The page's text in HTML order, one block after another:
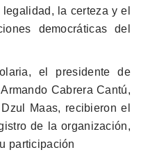
la certeza y el
democráticas del
el presidente de
Cabrera Cantú,
Maas, recibieron el
de la organización,
participación